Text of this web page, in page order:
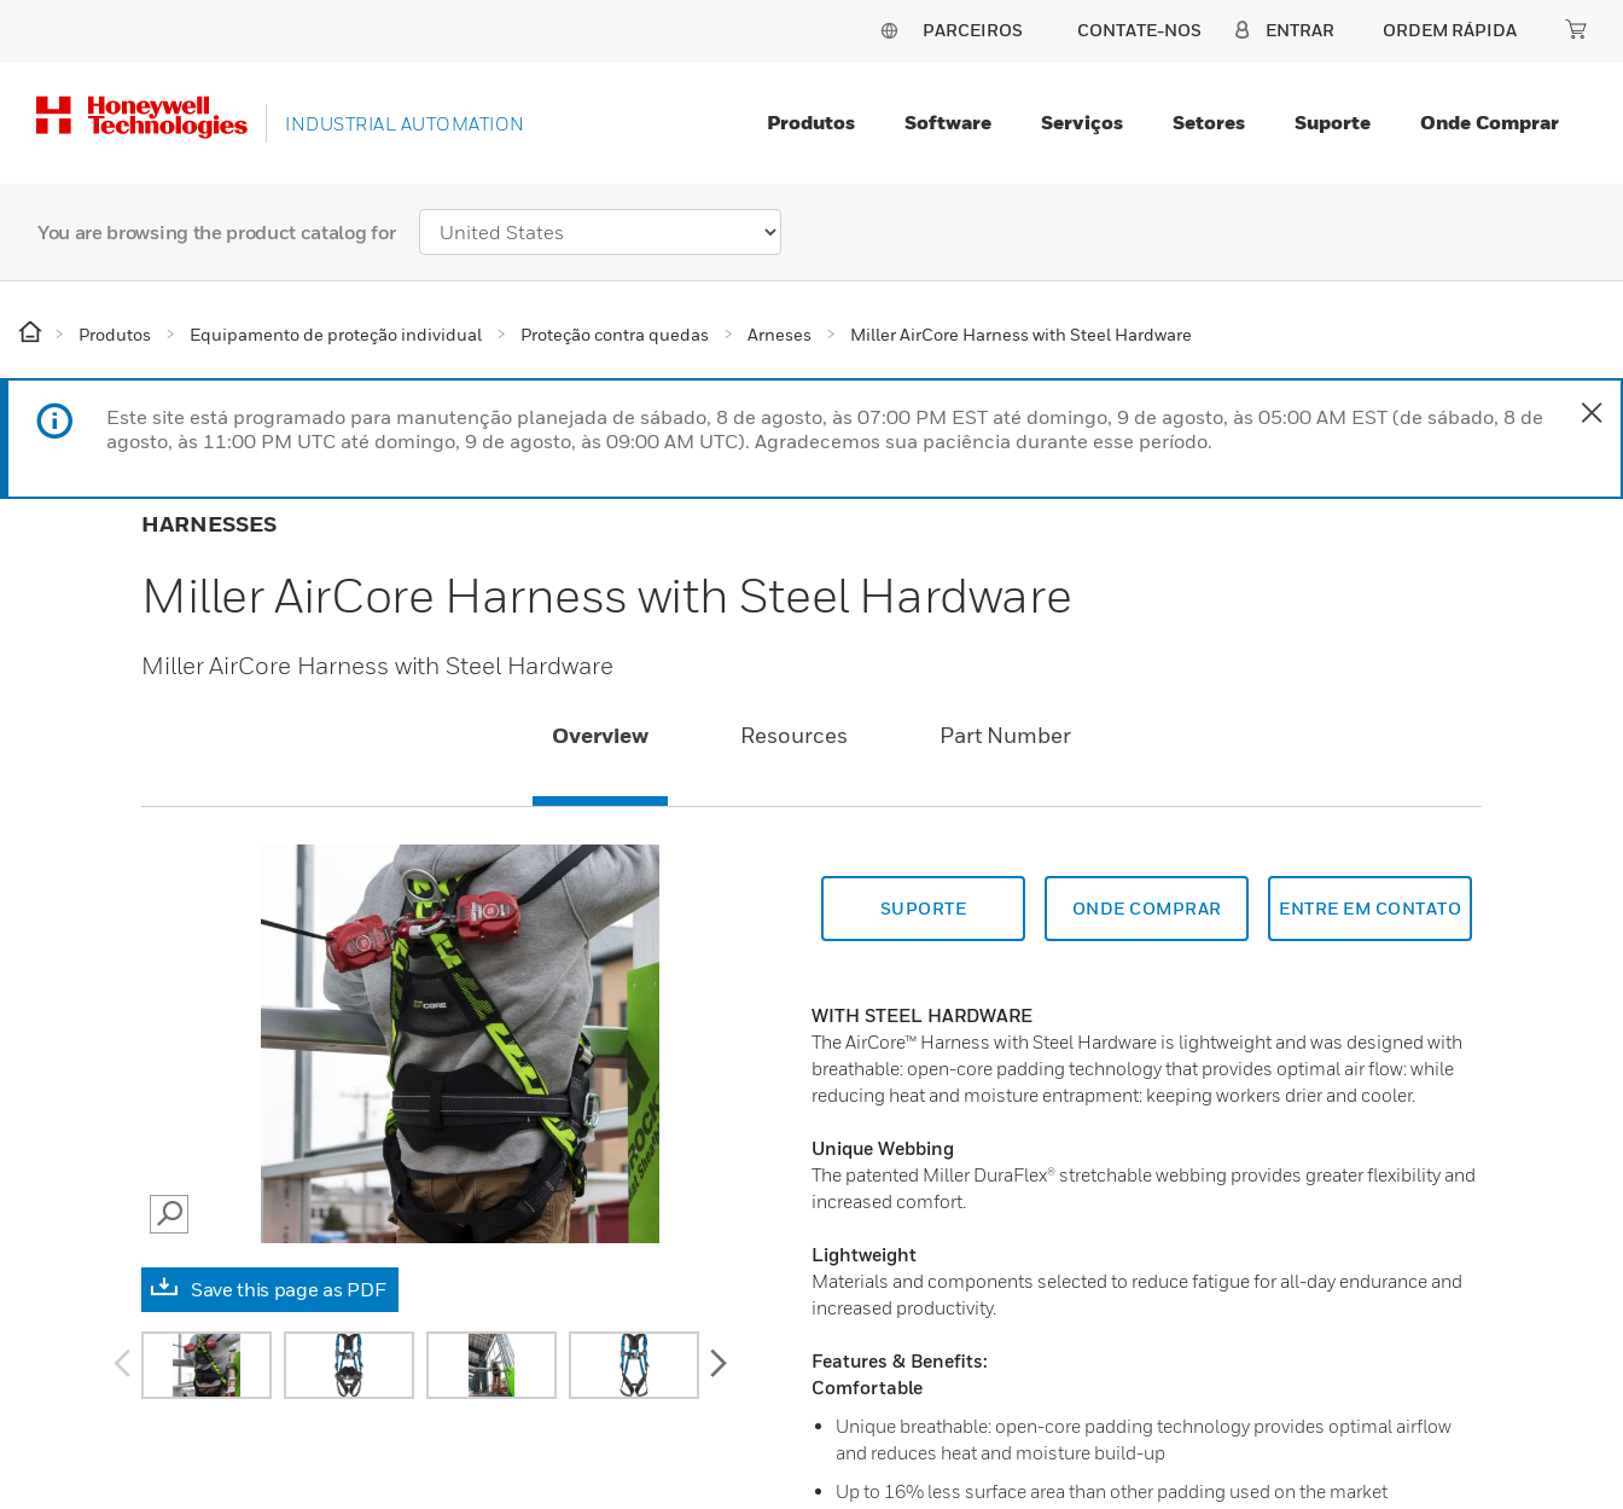
PARCEIROS CONTATE-NOS ENTRAR ORDEM RÁPIDA
INDUSTRIAL AUTOMATION Produtos Software Serviços Setores Suporte Onde Comprar
You are browsing the product catalog for
Produtos Equipamento de proteção individual Proteção contra quedas Arneses Miller AirCore Harness with Steel Hardware
Este site está programado para manutenção planejada de sábado, 8 de agosto, às 07:00 PM EST até domingo, 9 de agosto, às 05:00 AM EST (de sábado, 8 de
agosto, às 11:00 PM UTC até domingo, 9 de agosto, às 09:00 AM UTC). Agradecemos sua paciência durante esse período.
HARNESSES
Miller AirCore Harness with Steel Hardware
Miller AirCore Harness with Steel Hardware
Overview Resources Part Number
SEARCH
Save this page as PDF
prev
SUPORTE ONDE COMPRAR ENTRE EM CONTATO
WITH STEEL HARDWARE
The AirCore™ Harness with Steel Hardware is lightweight and was designed with
breathable: open-core padding technology that provides optimal air flow: while
reducing heat and moisture entrapment: keeping workers drier and cooler.
Unique Webbing
The patented Miller DuraFlex® stretchable webbing provides greater flexibility and
increased comfort.
Lightweight
Materials and components selected to reduce fatigue for all-day endurance and
increased productivity.
Features & Benefits:
Comfortable
Unique breathable: open-core padding technology provides optimal airflow
and reduces heat and moisture build-up
Up to 16% less surface area than other padding used on the market